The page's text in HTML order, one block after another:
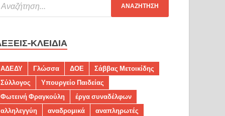
ΚΛΕΙΔΙΆ
ΑΔΕΔΥ Γλώσσα ΔΟΕ
Σάββας Μετοικίδης
Σύλλογος
Υπουργείο Παιδείας
Φωτεινή Φραγκούλη
έργα συναδέλφων
αλληλεγγύη
αναδρομικά
αναπληρωτές